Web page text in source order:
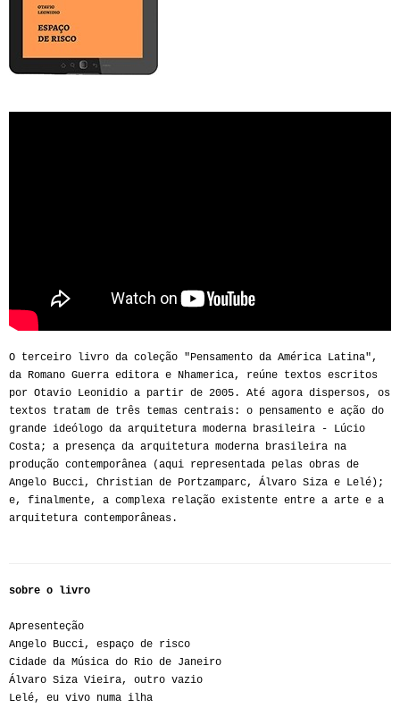
O terceiro livro da coleção "Pensamento da América Latina",
da Romano Guerra editora e Nhamerica, reúne textos escritos
por Otavio Leonidio a partir de 2005. Até agora dispersos, os
textos tratam de três temas centrais: o pensamento e ação do
grande ideólogo da arquitetura moderna brasileira - Lúcio
Costa; a presença da arquitetura moderna brasileira na
produção contemporânea (aqui representada pelas obras de
Angelo Bucci, Christian de Portzamparc, Álvaro Siza e Lelé);
e, finalmente, a complexa relação existente entre a arte e a
arquitetura contemporâneas.
sobre o livro
Apresenteção
Angelo Bucci, espaço de risco
Cidade da Música do Rio de Janeiro
Álvaro Siza Vieira, outro vazio
Lelé, eu vivo numa ilha